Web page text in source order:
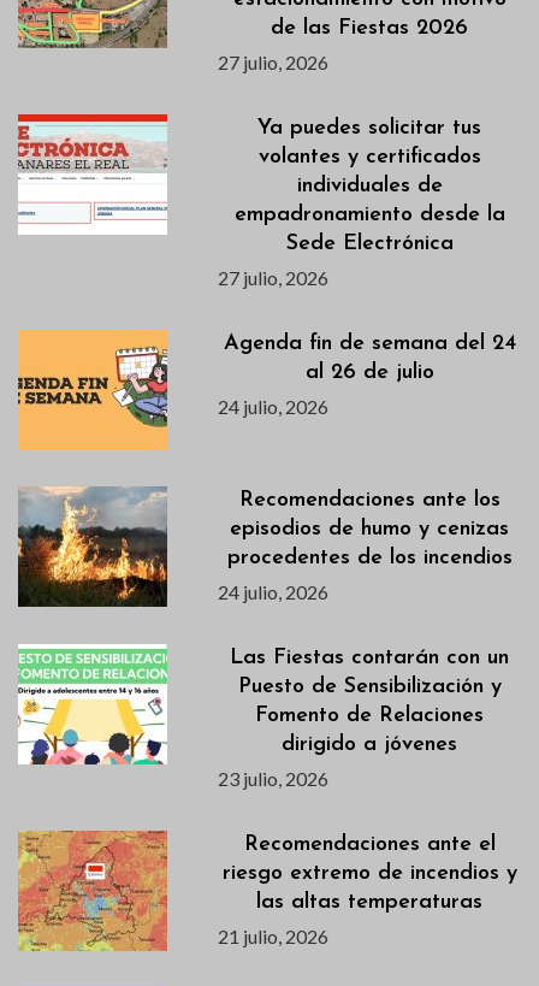
de las Fiestas 2026
27 julio, 2026
Ya puedes solicitar tus
volantes y certificados
individuales de
empadronamiento desde la
Sede Electrónica
27 julio, 2026
Agenda fin de semana del 24
al 26 de julio
24 julio, 2026
Recomendaciones ante los
episodios de humo y cenizas
procedentes de los incendios
24 julio, 2026
Las Fiestas contarán con un
Puesto de Sensibilización y
Fomento de Relaciones
dirigido a jóvenes
23 julio, 2026
Recomendaciones ante el
riesgo extremo de incendios y
las altas temperaturas
21 julio, 2026